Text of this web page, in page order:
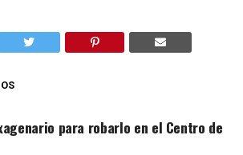
para robarlo en el Centro de